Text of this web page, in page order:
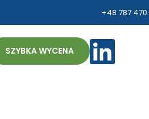
+48 787 470
ZH
SZYBKA WYCENA